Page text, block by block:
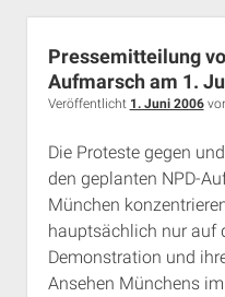
Pressemitteilung
Aufmarsch am 1.
Veröffentlicht 1. Juni 2006
Die Proteste gegen
den geplanten NPD-
München
hauptsächlich nur auf
Demonstration und
Ansehen Münchens